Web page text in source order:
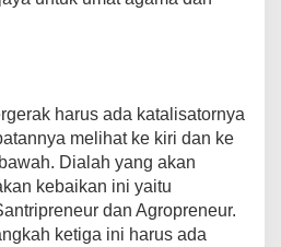
harus ada katalisatornya
melihat ke kiri dan ke
Dialah yang akan
kebaikan ini yaitu
dan Agropreneur.
ketiga ini harus ada